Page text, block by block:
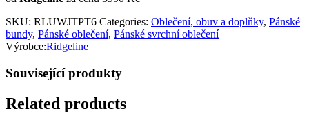
SKU: RLUWJTPT6 Categories: Oblečení, obuv a doplňky, Pánské
bundy, Pánské oblečení, Pánské svrchní oblečení
Výrobce:Ridgeline
Související produkty
Related products